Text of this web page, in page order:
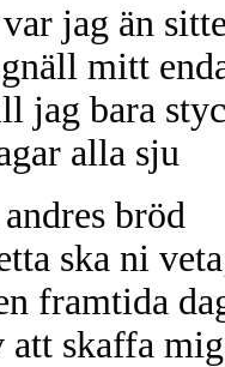
jag än
mitt
jag bara
alla sju
bröd
ska ni
framtida
skaffa